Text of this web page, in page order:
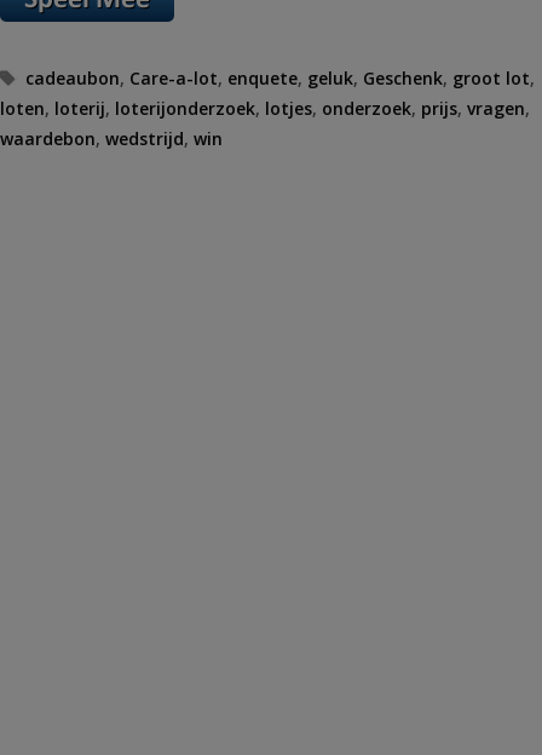
Tags
cadeaubon, Care-a-lot, enquete, geluk, Geschenk, groot lot,
loten, loterij, loterijonderzoek, lotjes, onderzoek, prijs, vragen,
waardebon, wedstrijd, win